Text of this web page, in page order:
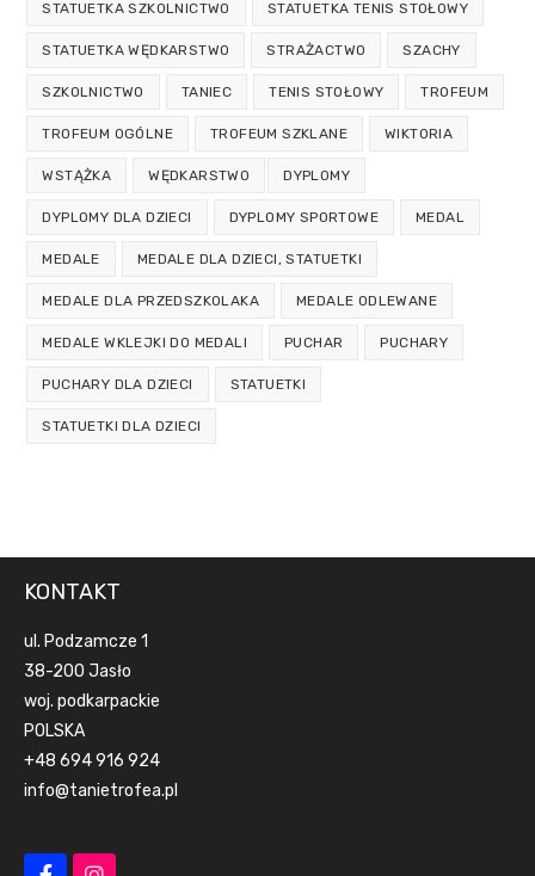
STATUETKA SZKOLNICTWO STATUETKA TENIS STOŁOWY
STATUETKA WĘDKARSTWO STRAŻACTWO SZACHY
SZKOLNICTWO TANIEC TENIS STOŁOWY TROFEUM
TROFEUM OGÓLNE TROFEUM SZKLANE WIKTORIA
WSTĄŻKA WĘDKARSTWO DYPLOMY
DYPLOMY DLA DZIECI DYPLOMY SPORTOWE MEDAL
MEDALE MEDALE DLA DZIECI, STATUETKI
MEDALE DLA PRZEDSZKOLAKA MEDALE ODLEWANE
MEDALE WKLEJKI DO MEDALI PUCHAR PUCHARY
PUCHARY DLA DZIECI STATUETKI
STATUETKI DLA DZIECI
KONTAKT
ul. Podzamcze 1
38-200 Jasło
woj. podkarpackie
POLSKA
+48 694 916 924
info@tanietrofea.pl